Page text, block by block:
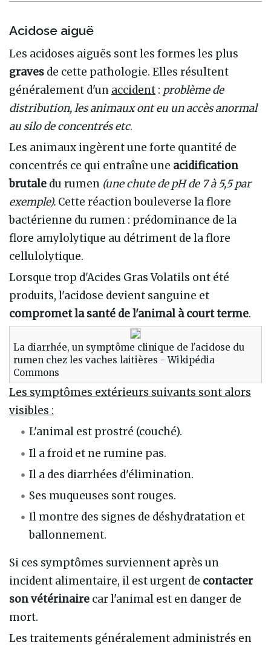
Acidose aiguë
Les acidoses aiguës sont les formes les plus
graves de cette pathologie. Elles résultent
généralement d'un accident : problème de
distribution, les animaux ont eu un accès anormal
au silo de concentrés etc.
Les animaux ingèrent une forte quantité de
concentrés ce qui entraîne une acidification
brutale du rumen (une chute de pH de 7 à 5,5 par
exemple). Cette réaction bouleverse la flore
bactérienne du rumen : prédominance de la
flore amylolytique au détriment de la flore
cellulolytique.
Lorsque trop d'Acides Gras Volatils ont été
produits, l'acidose devient sanguine et
compromet la santé de l'animal à court terme.
La diarrhée, un symptôme clinique de l'acidose du
rumen chez les vaches laitières - Wikipédia
Commons
Les symptômes extérieurs suivants sont alors
visibles :
L'animal est prostré (couché).
Il a froid et ne rumine pas.
Il a des diarrhées d'élimination.
Ses muqueuses sont rouges.
Il montre des signes de déshydratation et
ballonnement.
Si ces symptômes surviennent après un
incident alimentaire, il est urgent de contacter
son vétérinaire car l'animal est en danger de
mort.
Les traitements généralement administrés en